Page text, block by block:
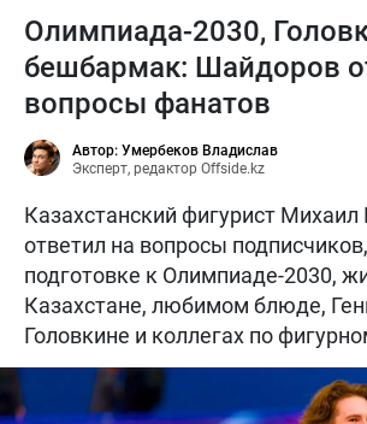
Олимпиада-2030,
бешбармак: Шайдоров
вопросы фанатов
Автор: Умербеков Владислав
Эксперт, редактор Offside.kz
Казахстанский фигурист
ответил на вопросы
подготовке к Олимпиаде-2030,
Казахстане, любимом блюде,
Головкине и коллегах по